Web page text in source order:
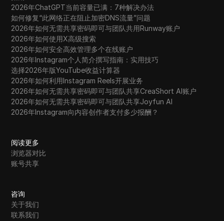
2026年ChatGPT当前容量已满：7种解决办法
如何修复“此网络正在阻止加密DNS流量”问题
2026年如何无需共享密码即可与团队共用Runway账户
2026年如何使用X高级搜索
2026年如何安全高效管理多个在线账户
2026年Instagram个人简介撰写指南：实用技巧
选择2026年版YouTube收益计算器
2026年如何利用Instagram Reels开展业务
2026年如何无需共享密码即可与团队共享CreaShort AI账户
2026年如何无需共享密码即可与团队共享Joyfun AI
2026年Instagram向内容创作者支付多少报酬？
阅读更多
浏览器对比
账号共享
咨询
关于我们
联系我们